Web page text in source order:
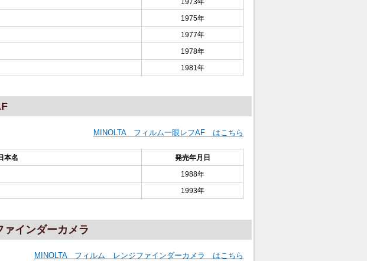
1975年
1977年
1978年
1981年
MINOLTA フィルム一眼レフAF はこちら
本名 発売年月日
1988年
1993年
インダーカメラ
MINOLTA フィルム レンジファインダーカメラ はこちら